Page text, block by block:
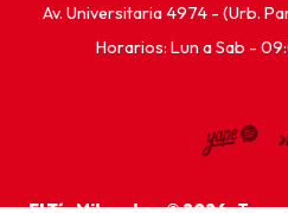
Av. Universitaria 4974 - (Urb.
Horarios: Lun a Sab -